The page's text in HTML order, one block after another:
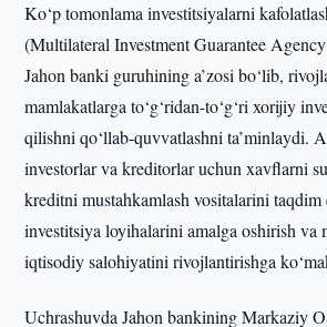
Ko‘p tomonlama investitsiyalarni
(Multilateral Investment Guarantee
Jahon banki guruhining a’zosi bo‘lib,
mamlakatlarga to‘g‘ridan-to‘g‘ri xorijiy
qilishni qo‘llab-quvvatlashni ta’minlaydi.
investorlar va kreditorlar uchun xavflarni
kreditni mustahkamlash vositalarini
investitsiya loyihalarini amalga oshirish va
iqtisodiy salohiyatini rivojlantirishga
Uchrashuvda Jahon bankining Markaziy